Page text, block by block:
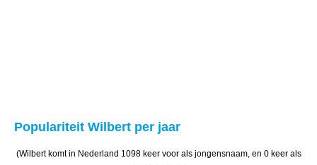
Populariteit Wilbert per jaar
(Wilbert komt in Nederland 1098 keer voor als jongensnaam, en 0 keer als